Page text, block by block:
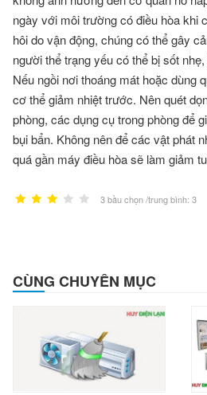
ngày với môi trường có điều hòa khi
hôi do vận động, chúng có thể gây
người thể trạng yếu có thể bị sốt
Nếu ngồi nơi thoáng mát hoặc dùng
cơ thể giảm nhiệt trước. Nên quét
phòng, các dụng cụ trong phòng để
bụi bẩn. Không nên để các vật phát
quá gần máy điều hòa sẽ làm giảm
3 bầu chọn /trung bình: 3
CÙNG CHUYÊN MỤC